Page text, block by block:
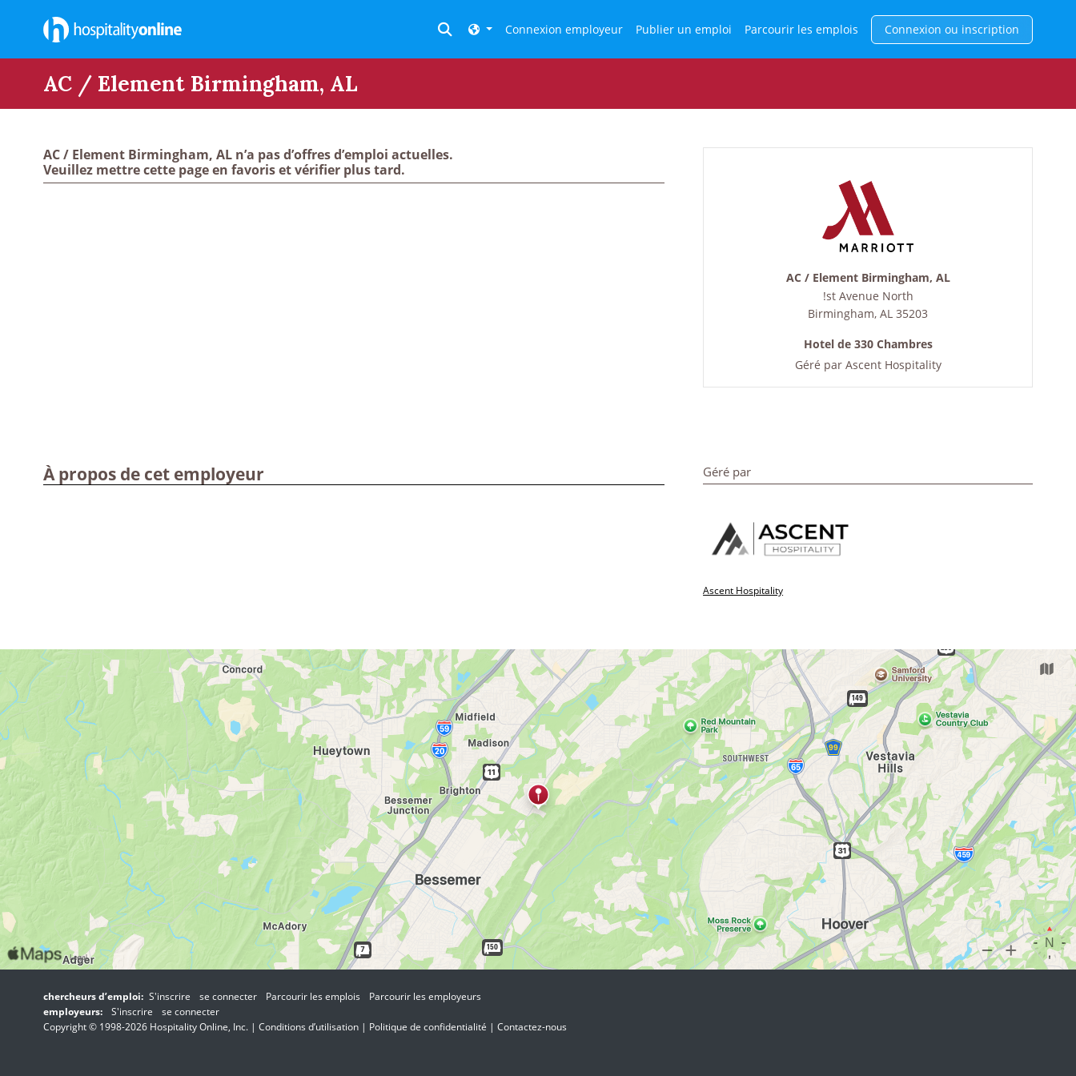
Connexion employeur Parcourir les emplois
Publier un emploi Connexion ou inscription
AC / Element Birmingham, AL
AC / Element Birmingham, AL n’a pas d’offres d’emploi actuelles.
Veuillez mettre cette page en favoris et vérifier plus tard.
AC / Element Birmingham, AL
!st Avenue North
Birmingham,AL 35203
Hotel de 330 Chambres
Géré par Ascent Hospitality
À propos de cet employeur Géré par
Ascent Hospitality
chercheurs d’emploi: S'inscrire se connecter Parcourir les emplois
Parcourir les employeurs
employeurs:
S'inscrire
se connecter
Copyright © 1998-2026 Hospitality Online, Inc. | Conditions d’utilisation| Politique de confidentialité | Contactez-nous